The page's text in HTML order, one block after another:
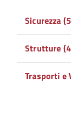
Sicurezza
Strutture
Trasporti e